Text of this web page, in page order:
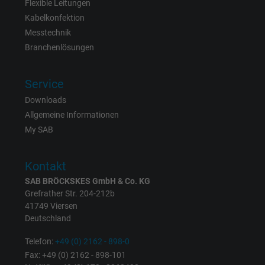
Name
Laufzeit
Zweck
Cookie von Google für Website-Analysen.
Name IDE, Google DoubleClick
Anbieter
Laufzeit 1 Jahr
Flexible Leitungen
Kabelkonfektion
Messtechnik
Branchenlösungen
Service
Downloads
Allgemeine Informationen
My SAB
Kontakt
SAB BRÖCKSKES GmbH & Co. KG
Grefrather Str. 204-212b
41749 Viersen
Deutschland
Telefon:+49 (0) 2162 - 898-0
Fax: +49 (0) 2162 - 898-101